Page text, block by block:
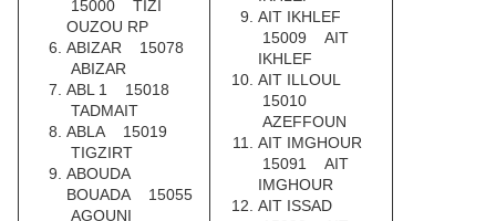
15000 TIZI
OUZOU RP
ABIZAR 15078
ABIZAR
ABL 1 15018
TADMAIT
ABLA 15019
TIGZIRT
ABOUDA
BOUADA 15055
AGOUNI
AIT IKHLEF
15009 AIT
IKHLEF
AIT ILLOUL
15010
AZEFFOUN
AIT IMGHOUR
15091 AIT
IMGHOUR
AIT ISSAD